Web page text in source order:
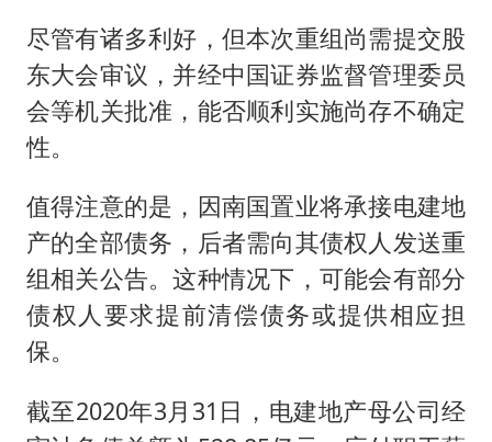
尽管有诸多利好，但本次重组尚需提交股
东大会审议，并经中国证券监督管理委员
会等机关批准，能否顺利实施尚存不确定
性。
值得注意的是，因南国置业将承接电建地
产的全部债务，后者需向其债权人发送重
组相关公告。这种情况下，可能会有部分
债权人要求提前清偿债务或提供相应担
保。
截至2020年3月31日，电建地产母公司经